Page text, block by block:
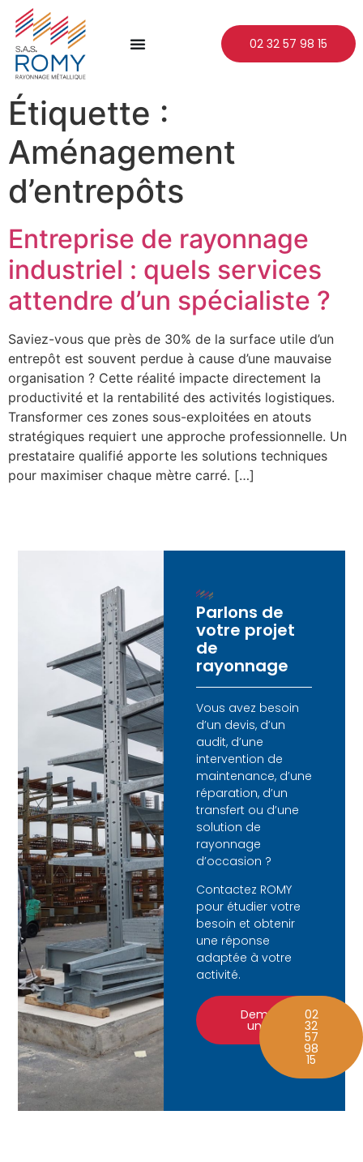
02 32 57 98 15
Étiquette :
Aménagement
d’entrepôts
Entreprise de rayonnage
industriel : quels services
attendre d’un spécialiste ?
Saviez-vous que près de 30% de la surface utile d’un
entrepôt est souvent perdue à cause d’une mauvaise
organisation ? Cette réalité impacte directement la
productivité et la rentabilité des activités logistiques.
Transformer ces zones sous-exploitées en atouts
stratégiques requiert une approche professionnelle. Un
prestataire qualifié apporte les solutions techniques
pour maximiser chaque mètre carré. […]
Parlons de
votre projet
de
rayonnage
Vous avez besoin
d’un devis, d’un
audit, d’une
intervention de
maintenance, d’une
réparation, d’un
transfert ou d’une
solution de
rayonnage
d’occasion ?
Contactez ROMY
pour étudier votre
besoin et obtenir
une réponse
adaptée à votre
activité.
Demander
un devis
02
32
57
98
15